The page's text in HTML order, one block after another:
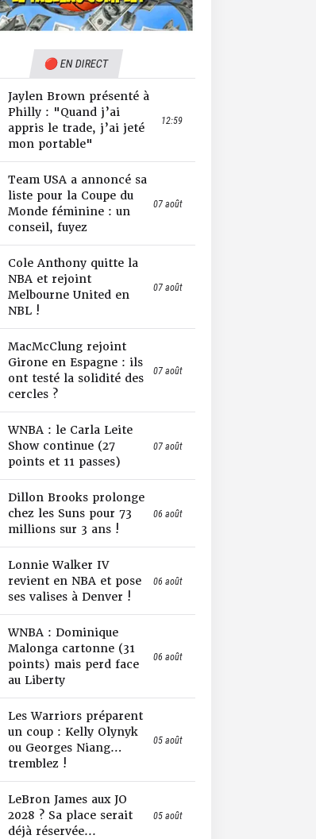
🔴 EN DIRECT
Jaylen Brown présenté à
Philly : "Quand j’ai
appris le trade, j’ai jeté
mon portable"
12:59
Team USA a annoncé sa
liste pour la Coupe du
Monde féminine : un
conseil, fuyez
07 août
Cole Anthony quitte la
NBA et rejoint
Melbourne United en
NBL !
07 août
MacMcClung rejoint
Girone en Espagne : ils
ont testé la solidité des
cercles ?
07 août
WNBA : le Carla Leite
Show continue (27
points et 11 passes)
07 août
Dillon Brooks prolonge
chez les Suns pour 73
millions sur 3 ans !
06 août
Lonnie Walker IV
revient en NBA et pose
ses valises à Denver !
06 août
WNBA : Dominique
Malonga cartonne (31
points) mais perd face
au Liberty
06 août
Les Warriors préparent
un coup : Kelly Olynyk
ou Georges Niang…
tremblez !
05 août
LeBron James aux JO
2028 ? Sa place serait
déjà réservée...
05 août